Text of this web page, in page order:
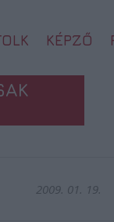
KÉPZŐ
2009. 01. 19.